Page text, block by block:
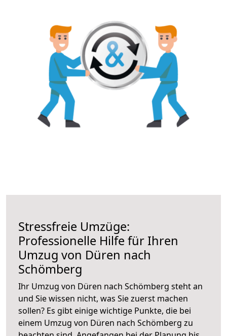
Stressfreie Umzüge:
Professionelle Hilfe für Ihren
Umzug von Düren nach
Schömberg
Ihr Umzug von Düren nach Schömberg steht an
und Sie wissen nicht, was Sie zuerst machen
sollen? Es gibt einige wichtige Punkte, die bei
einem Umzug von Düren nach Schömberg zu